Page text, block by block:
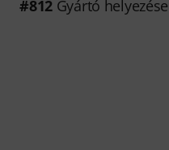
#812Gyártó helyezése